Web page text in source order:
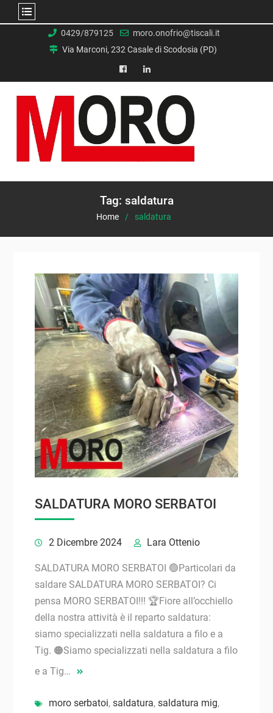
0429/879125
moro.onofrio@tiscali.it
Via Marconi, 232 Casale di Scodosia (PD)
facebookLinkedin
Tag: saldatura
Home saldatura
SALDATURA MORO SERBATOI
2 Dicembre 2024 Lara Ottenio
SALDATURA MORO SERBATOI 🟢Particolari da
saldare SALDATURA MORO SERBATOI? Ci
pensa MORO SERBATOI!!! 🏆Fiore all’occhiello
della nostra attività è il reparto saldatura:
siamo specializzati nella saldatura a filo e a
Tig. 🟠Siamo specializzati nella saldatura a filo
e a Tig…
moro serbatoi, saldatura, saldatura mig,